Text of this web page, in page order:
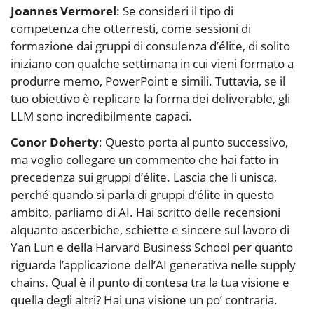
Joannes Vermorel: Se consideri il tipo di
competenza che otterresti, come sessioni di
formazione dai gruppi di consulenza d’élite, di solito
iniziano con qualche settimana in cui vieni formato a
produrre memo, PowerPoint e simili. Tuttavia, se il
tuo obiettivo è replicare la forma dei deliverable, gli
LLM sono incredibilmente capaci.
Conor Doherty: Questo porta al punto successivo,
ma voglio collegare un commento che hai fatto in
precedenza sui gruppi d’élite. Lascia che li unisca,
perché quando si parla di gruppi d’élite in questo
ambito, parliamo di AI. Hai scritto delle recensioni
alquanto ascerbiche, schiette e sincere sul lavoro di
Yan Lun e della Harvard Business School per quanto
riguarda l’applicazione dell’AI generativa nelle supply
chains. Qual è il punto di contesa tra la tua visione e
quella degli altri? Hai una visione un po’ contraria.